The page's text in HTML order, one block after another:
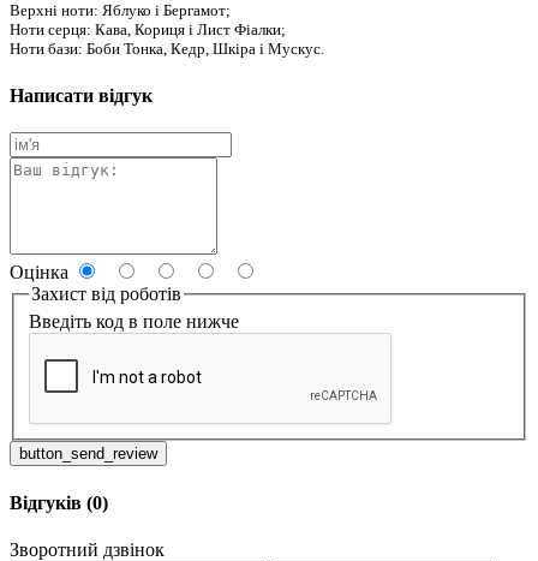
Верхні ноти: Яблуко і Бергамот;
Ноти серця: Кава, Кориця і Лист Фіалки;
Ноти бази: Боби Тонка, Кедр, Шкіра і Мускус.
Написати відгук
Оцінка
Захист від роботів
Введіть код в поле нижче
button_send_review
Відгуків (0)
Зворотний дзвінок